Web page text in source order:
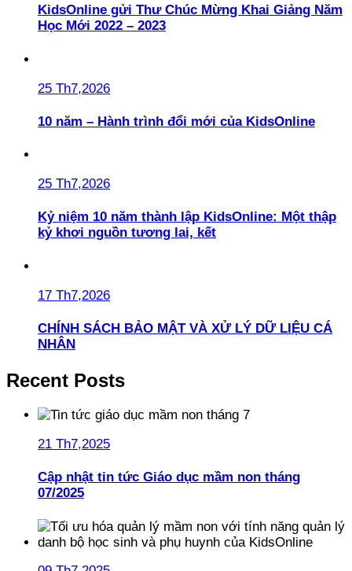
KidsOnline gửi Thư Chúc Mừng Khai Giảng Năm
Học Mới 2022 – 2023
25 Th7,2026
10 năm – Hành trình đổi mới của KidsOnline
25 Th7,2026
Kỷ niệm 10 năm thành lập KidsOnline: Một thập
kỷ khơi nguồn tương lai, kết
17 Th7,2026
CHÍNH SÁCH BẢO MẬT VÀ XỬ LÝ DỮ LIỆU CÁ
NHÂN
Recent Posts
21 Th7,2025
Cập nhật tin tức Giáo dục mầm non tháng
07/2025